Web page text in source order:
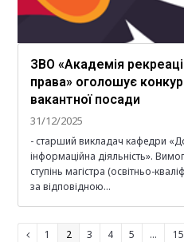
ЗВО «Академія
права» оголошує
вакантної посади
31/12/2025
- старший викладач кафедри
інформаційна діяльність».
ступінь магістра (освітньо-
за відповідною…
PreviousPage
1 Page
2 Page
3 Page
4 Page
5 … 15